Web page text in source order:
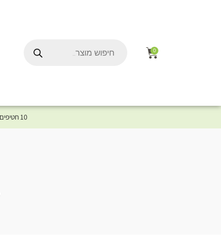
0
10 חטיפים במתנה לכלב שלך ברכישת מוצר מקטגוריית המומלצים ⤎ לחצו כאן למוצרים המומלצים לכלב